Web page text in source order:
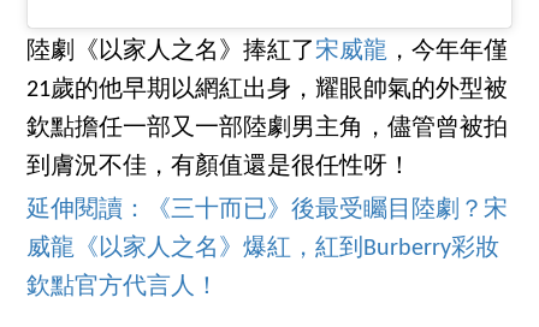
陸劇《以家人之名》捧紅了宋威龍 ，今年年僅
21歲的他早期以網紅出身，耀眼帥氣的外型被
欽點擔任一部又一部陸劇男主角，儘管曾被拍
到膚況不佳，有顏值還是很任性呀！
延伸閱讀：《三十而已》後最受矚目陸劇？宋
威龍《以家人之名》爆紅，紅到Burberry彩妝
欽點官方代言人！